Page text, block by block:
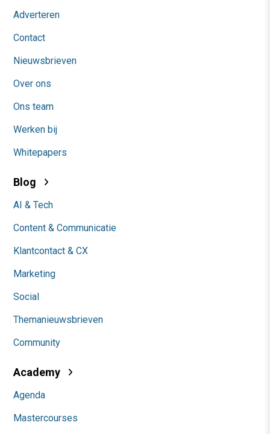
Adverteren
Contact
Nieuwsbrieven
Over ons
Ons team
Werken bij
Whitepapers
Blog
AI & Tech
Content & Communicatie
Klantcontact & CX
Marketing
Social
Themanieuwsbrieven
Community
Academy
Agenda
Mastercourses